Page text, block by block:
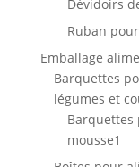
Dévidoirs
Ruban
Emballage
Barquettes
légumes et
Barquettes
mousse1